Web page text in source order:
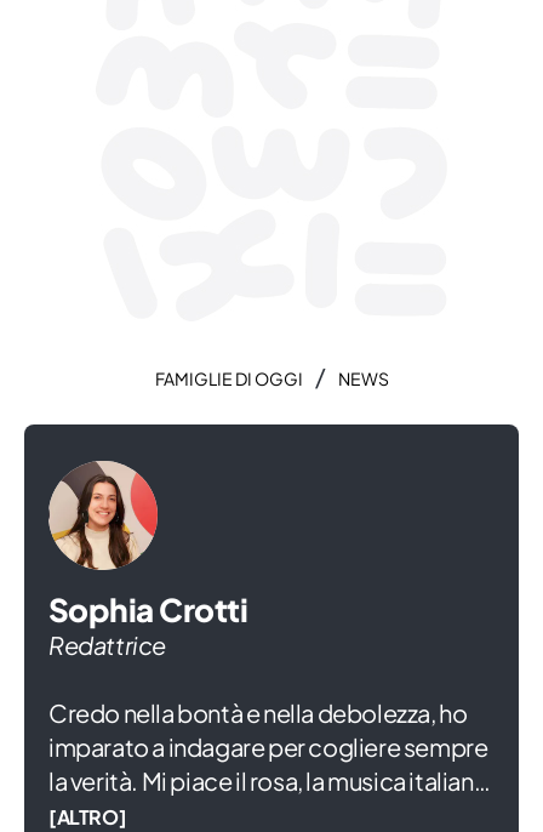
FAMIGLIE DI OGGI / NEWS
Sophia Crotti
Redattrice
Credo nella bontà e nella debolezza, ho
imparato a indagare per cogliere sempre
la verità. Mi piace il rosa, la musica italiana
e ridere di gusto anche se mi commuove
[ALTRO]